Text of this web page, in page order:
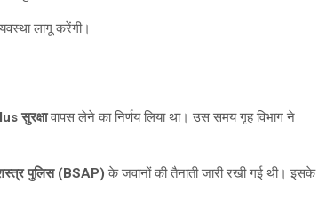
लागू करेंगी।
सुरक्षावापस लेने का निर्णय लिया था। उस समय गृह विभाग ने
पुलिस (BSAP) के जवानों की तैनाती जारी रखी गई थी। इसके